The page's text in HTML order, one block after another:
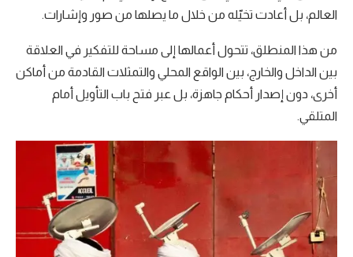
العالم، بل أعادت تخيّله من خلال ما يصلها من صور وإشارات.
من هذا المنطلق، تتحول أعمالها إلى مساحة للتفكير في العلاقة
بين الداخل والخارج، بين الواقع المحلي والتمثلات القادمة من أماكن
أخرى، دون إصدار أحكام جاهزة، بل عبر فتح باب التأويل أمام
المتلقي.